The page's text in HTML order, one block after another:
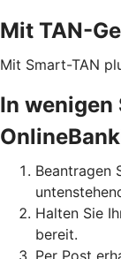
Mit TAN-
Mit Smart-TAN
In wenigen
Beantragen
Halten Sie
bereit.
Per Post